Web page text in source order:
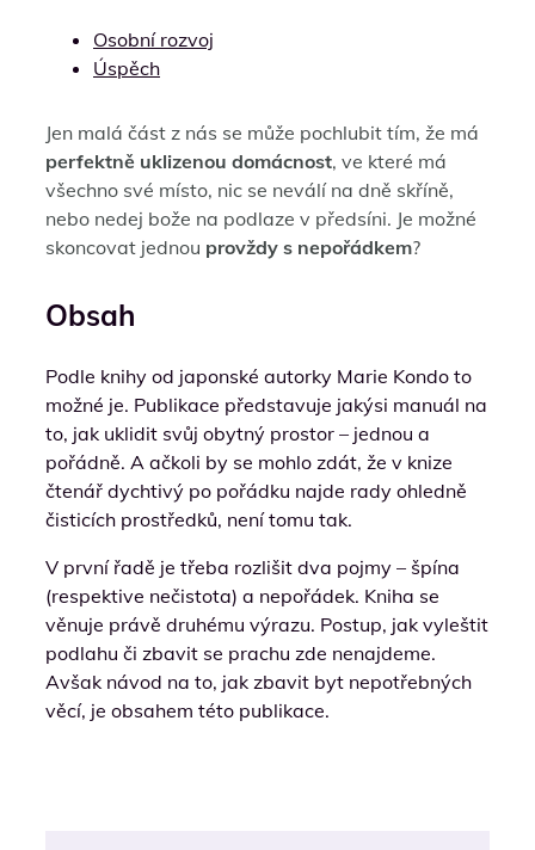
Osobní rozvoj
Úspěch
Jen malá část z nás se může pochlubit tím, že má
perfektně uklizenou domácnost, ve které má
všechno své místo, nic se neválí na dně skříně,
nebo nedej bože na podlaze v předsíni. Je možné
skoncovat jednou provždy s nepořádkem?
Obsah
Podle knihy od japonské autorky Marie Kondo to
možné je. Publikace představuje jakýsi manuál na
to, jak uklidit svůj obytný prostor – jednou a
pořádně. A ačkoli by se mohlo zdát, že v knize
čtenář dychtivý po pořádku najde rady ohledně
čisticích prostředků, není tomu tak.
V první řadě je třeba rozlišit dva pojmy – špína
(respektive nečistota) a nepořádek. Kniha se
věnuje právě druhému výrazu. Postup, jak vyleštit
podlahu či zbavit se prachu zde nenajdeme.
Avšak návod na to, jak zbavit byt nepotřebných
věcí, je obsahem této publikace.